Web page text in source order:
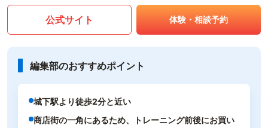
公式サイト 体験・相談予約
編集部のおすすめポイント
城下駅より徒歩2分と近い
商店街の一角にあるため、トレーニング前後にお買い